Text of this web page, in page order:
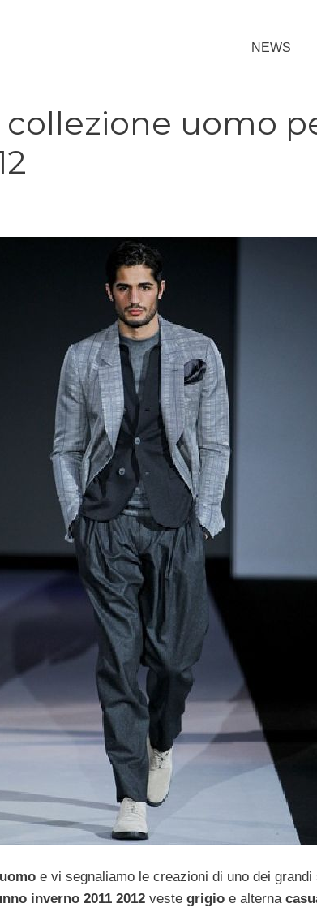
NEWS
uomo
uomo e vi segnaliamo le creazioni di uno dei
inverno 2011 2012 veste grigio e alterna